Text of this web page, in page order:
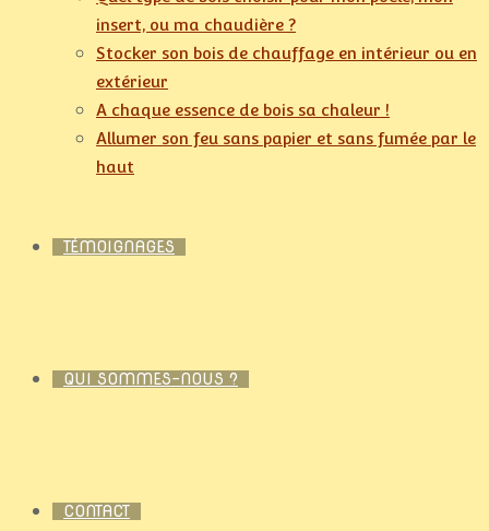
insert, ou ma chaudière ?
Stocker son bois de chauffage en intérieur ou en
extérieur
A chaque essence de bois sa chaleur !
Allumer son feu sans papier et sans fumée par le
haut
TÉMOIGNAGES
QUI SOMMES-NOUS ?
CONTACT